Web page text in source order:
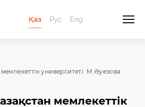
Қаз Рус Eng
университеті. М.Әуезова
мемлекеттік